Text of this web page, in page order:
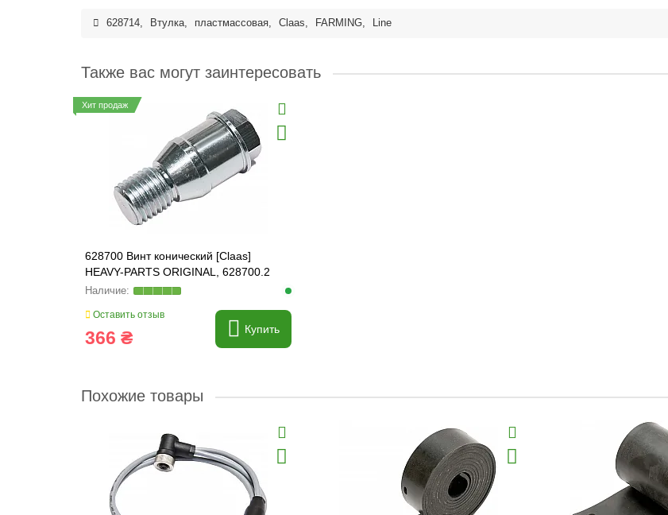
628714, Втулка, пластмассовая, Claas, FARMING, Line
Также вас могут заинтересовать
Хит продаж
628700 Винт конический [Claas]
HEAVY-PARTS ORIGINAL, 628700.2
Оставить отзыв
366 ₴ Купить
Похожие товары